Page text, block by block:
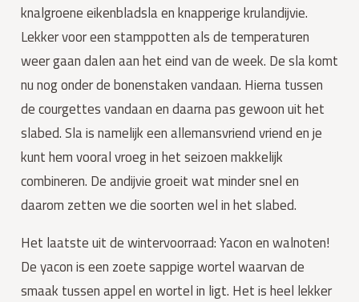
knalgroene eikenbladsla en knapperige krulandijvie.
Lekker voor een stamppotten als de temperaturen
weer gaan dalen aan het eind van de week. De sla komt
nu nog onder de bonenstaken vandaan. Hierna tussen
de courgettes vandaan en daarna pas gewoon uit het
slabed. Sla is namelijk een allemansvriend vriend en je
kunt hem vooral vroeg in het seizoen makkelijk
combineren. De andijvie groeit wat minder snel en
daarom zetten we die soorten wel in het slabed.
Het laatste uit de wintervoorraad: Yacon en walnoten!
De yacon is een zoete sappige wortel waarvan de
smaak tussen appel en wortel in ligt. Het is heel lekker